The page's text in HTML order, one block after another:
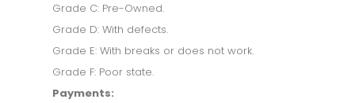
Grade C: Pre-Owned.
Grade D: With defects.
Grade E: With breaks or does not work.
Grade F: Poor state.
Payments: